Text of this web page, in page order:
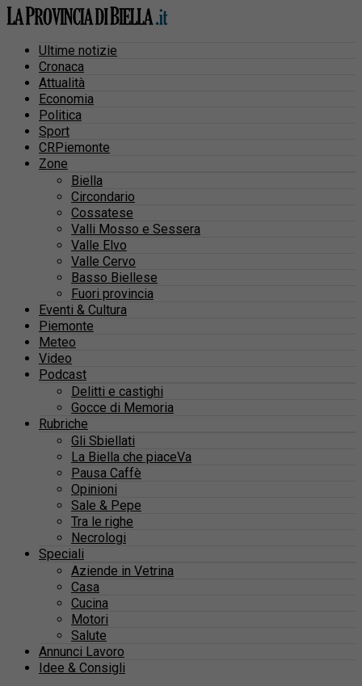
Ultime notizie
Cronaca
Attualità
Economia
Politica
Sport
CRPiemonte
Zone
Biella
Circondario
Cossatese
Valli Mosso e Sessera
Valle Elvo
Valle Cervo
Basso Biellese
Fuori provincia
Eventi & Cultura
Piemonte
Meteo
Video
Podcast
Delitti e castighi
Gocce di Memoria
Rubriche
Gli Sbiellati
La Biella che piaceVa
Pausa Caffè
Opinioni
Sale & Pepe
Tra le righe
Necrologi
Speciali
Aziende in Vetrina
Casa
Cucina
Motori
Salute
Annunci Lavoro
Idee & Consigli